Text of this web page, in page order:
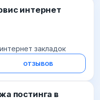
интернет
закладок
отзывов
постинга в